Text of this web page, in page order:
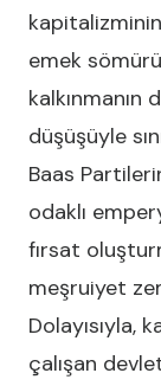
emek
kalkınmanın
düşüşüyle
Baas
odaklı
fırsat
meşruiyet
Dolayısıyla,
çalışan